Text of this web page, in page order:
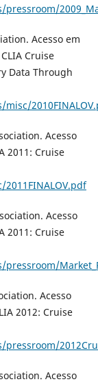
Acesso em
Cruise
Data Through
Acesso
2011: Cruise
Acesso
2011: Cruise
Acesso
2012: Cruise
Acesso